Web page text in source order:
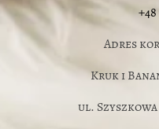
+48
Adres
Kruk i
ul. Szyszkowa